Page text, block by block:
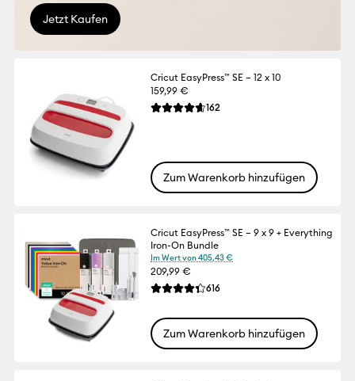
Jetzt Kaufen
Cricut EasyPress™ SE – 12 x 10
159,99 €
Die durchschnittliche Bewertung für
162
Zum Warenkorb hinzufügen
Cricut EasyPress™ SE – 9 x 9 + Everything
Iron-On Bundle
Im Wert von 405,43 €
209,99 €
Die durchschnittliche Bewertung für
616Reviews
Zum Warenkorb hinzufügen